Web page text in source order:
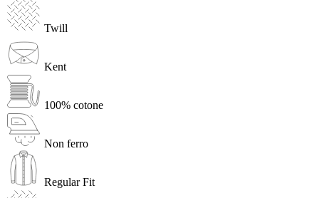
Twill
Kent
100% cotone
Non ferro
Regular Fit